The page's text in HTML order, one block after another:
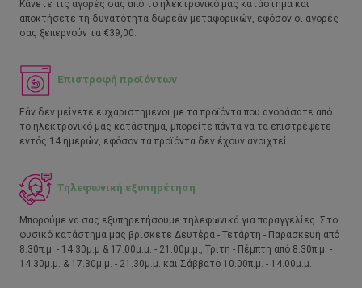
Κάνετε τις αγορές σας από το ηλεκτρονικό μας κατάστημα και
αποκτήσετε τη δυνατότητα δωρεάν μεταφορικών, εφόσον οι αγορές
σας ξεπερνούν τα €39,00.
Επιστροφή προϊόντων
Εάν δεν μείνετε ευχαριστημένοι με τα προϊόντα που αγοράσατε από
το ηλεκτρονικό μας κατάστημα, μπορείτε πάντα να τα επιστρέψετε
εντός 14 ημερών, εφόσον τα προϊόντα δεν έχουν ανοιχτεί.
Τηλεφωνική εξυπηρέτηση
Μπορούμε να σας εξυπηρετήσουμε τηλεφωνικά για παραγγελίες. Στο
φυσικό κατάστημα μας βρίσκετε Δευτέρα - Τετάρτη - Παρασκευή από
8.30π.μ. - 14.30μ.μ & 17.00μ.μ. - 21.00μ.μ., Τρίτη - Πέμπτη από 8.30π.μ. -
14.30μ.μ. & 17.30μ.μ. - 21.30μ.μ. και Σάββατο 10.00π.μ. - 14.00μ.μ.